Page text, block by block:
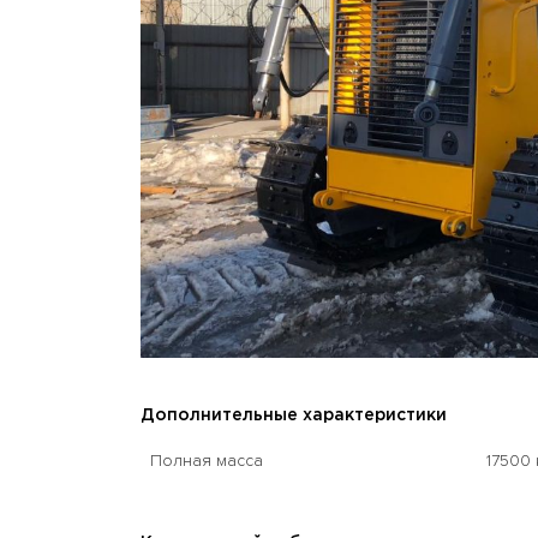
Дополнительные характеристики
Полная масса 17500